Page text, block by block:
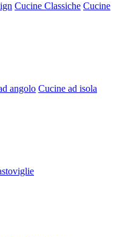
Cucine Classiche Cucine
angolo Cucine ad isola